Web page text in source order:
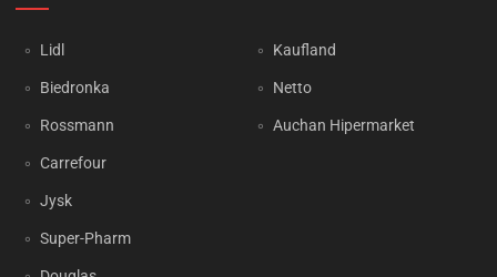
Lidl
Biedronka
Rossmann
Carrefour
Jysk
Super-Pharm
Kaufland
Netto
Auchan Hipermarket